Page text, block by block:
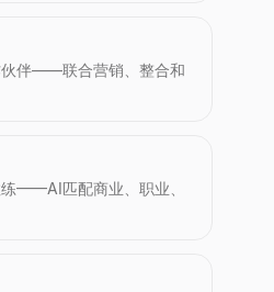
伙伴——联合营销、整合和
——AI匹配商业、职业、